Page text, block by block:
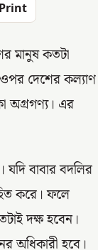
Print
মানুষ কতটা
ওপর দেশের কল্যাণ
অগ্রগণ্য। এর
যদি বাবার বদলির
করে। ফলে
দক্ষ হবেন।
অধিকারী হবে।